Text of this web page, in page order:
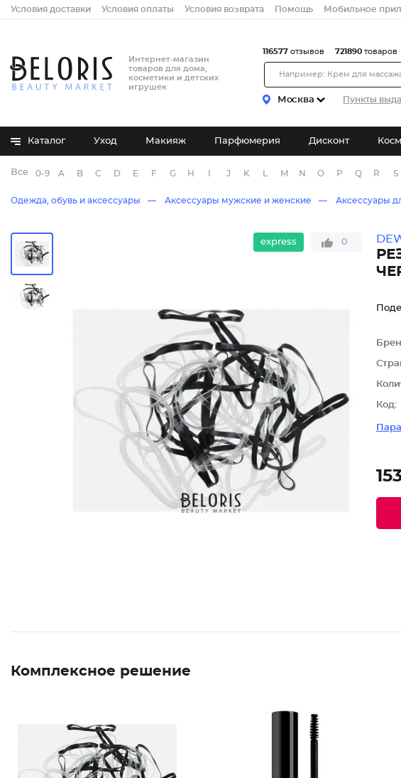
Условия доставки Условия оплаты Условия возврата Помощь Мобильное
Интернет-магазин
товаров для дома,
косметики и детских
игрушек
Москва Пункты
116577 отзывов 721890 товаров
Каталог Уход Макияж Парфюмерия Дисконт
Все бренды
0-9 A B C D E F G H J K M N O P Q R S
Одежда, обувь и аксессуары Аксессуары мужские и женские Аксессуары
express 0
Код:
Комплексное решение